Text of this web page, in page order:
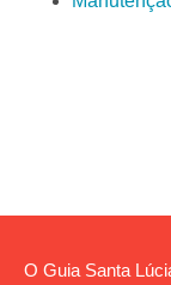
O Guia Santa